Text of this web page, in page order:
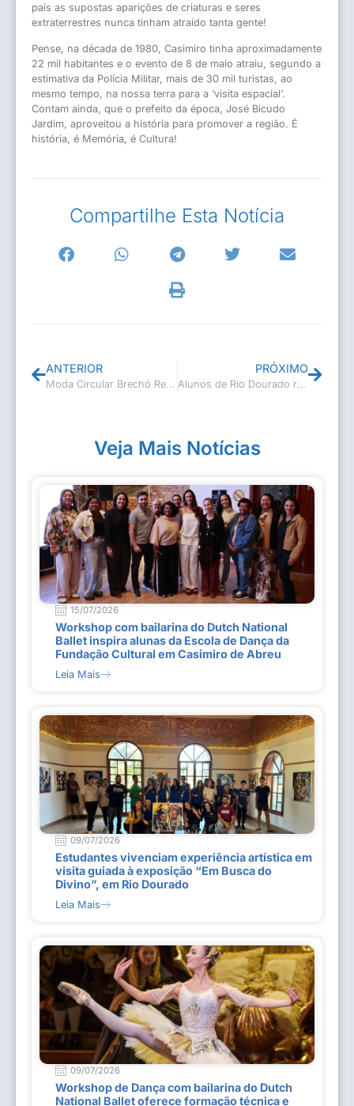
país as supostas aparições de criaturas e seres
extraterrestres nunca tinham atraído tanta gente!
Pense, na década de 1980, Casimiro tinha aproximadamente
22 mil habitantes e o evento de 8 de maio atraiu, segundo a
estimativa da Polícia Militar, mais de 30 mil turistas, ao
mesmo tempo, na nossa terra para a ‘visita espacial’.
Contam ainda, que o prefeito da época, José Bicudo
Jardim, aproveitou a história para promover a região. É
história, é Memória, é Cultura!
Compartilhe Esta Notícia
ANTERIOR
Moda Circular Brechó Reuse.Abuse
PRÓXIMO
Alunos de Rio Dourado retornam as aulas
Veja Mais Notícias
15/07/2026
Workshop com bailarina do Dutch National
Ballet inspira alunas da Escola de Dança da
Fundação Cultural em Casimiro de Abreu
Leia Mais
09/07/2026
Estudantes vivenciam experiência artística em
visita guiada à exposição “Em Busca do
Divino”, em Rio Dourado
Leia Mais
09/07/2026
Workshop de Dança com bailarina do Dutch
National Ballet oferece formação técnica e